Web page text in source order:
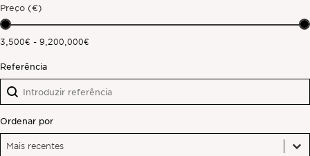
Preço (€)
Preço (€)
3,500€ - 9,200,000€
Referência
Referência
Referência
Ordenar por
Ordenar por
Ordenar por
Mais recentes
Ordenar por